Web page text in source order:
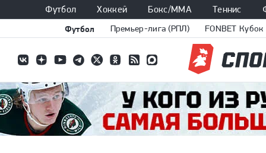
Футбол Хоккей Бокс/ММА Теннис
Футбол
Премьер-лига (РПЛ) FONBET Кубок